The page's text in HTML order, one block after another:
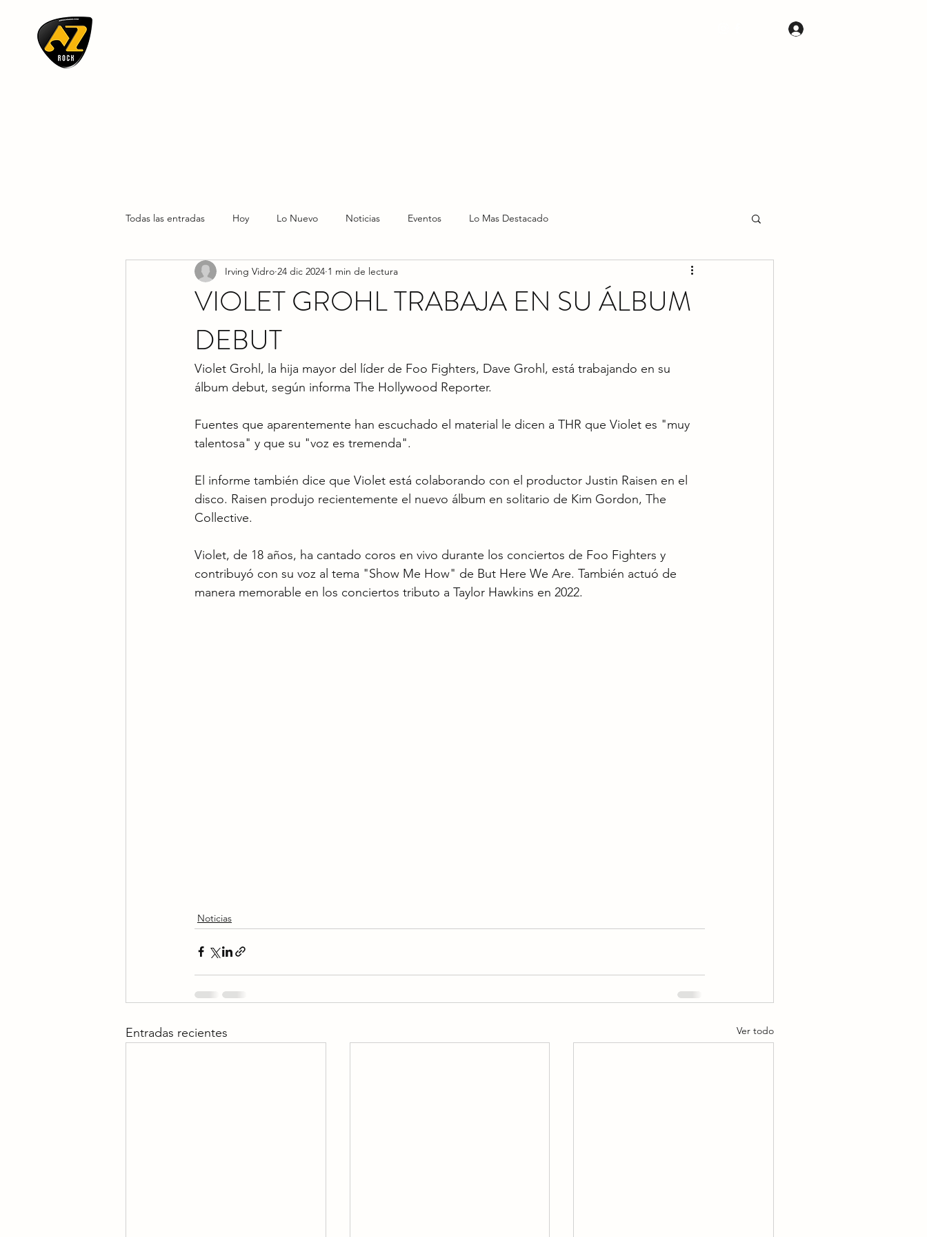
Todas las entradas Hoy Lo Nuevo Noticias Eventos Lo Mas Destacado
VIOLET GROHL TRABAJA EN SU ÁLBUM
DEBUT
Irving Vidro 24 dic 2024 1 min de lectura
Violet Grohl, la hija mayor del líder de Foo Fighters, Dave Grohl, está trabajando en su
álbum debut, según informa The Hollywood Reporter.
Fuentes que aparentemente han escuchado el material le dicen a THR que Violet es "muy
talentosa" y que su "voz es tremenda".
El informe también dice que Violet está colaborando con el productor Justin Raisen en el
disco. Raisen produjo recientemente el nuevo álbum en solitario de Kim Gordon, The
Collective.
Violet, de 18 años, ha cantado coros en vivo durante los conciertos de Foo Fighters y
contribuyó con su voz al tema "Show Me How" de But Here We Are. También actuó de
manera memorable en los conciertos tributo a Taylor Hawkins en 2022.
Noticias
Entradas recientes Ver todo